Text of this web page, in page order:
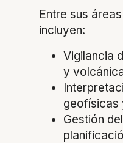
Entre sus
incluyen:
Vigilancia
y
geofísicas
Gestión